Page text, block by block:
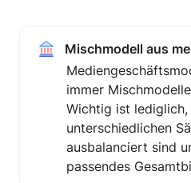
Mischmodell aus
immer
Wichtig ist lediglich,
unterschiedlichen
ausbalanciert sind
passendes